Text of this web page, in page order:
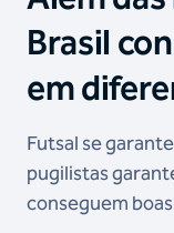
Brasil
em
Futsal se
pugilistas
conseguem